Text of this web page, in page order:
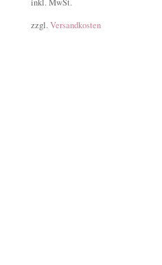
inkl. MwSt.
zzgl. Versandkosten